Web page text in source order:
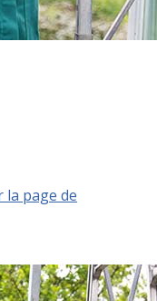
la page de